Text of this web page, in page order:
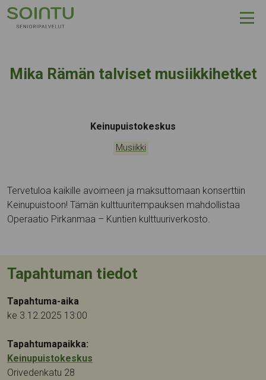
Hyppää sisältöön
Mika Rämän talviset musiikkihetket
Tapahtumapaikka:
Keinupuistokeskus
Kategoriat:
Musiikki
Tervetuloa kaikille avoimeen ja maksuttomaan konserttiin
Keinupuistoon! Tämän kulttuuritempauksen mahdollistaa
Operaatio Pirkanmaa – Kuntien kulttuuriverkosto.
Tapahtuman tiedot
Tapahtuma-aika
ke 3.12.2025 13:00
Tapahtumapaikka:
Keinupuistokeskus
Orivedenkatu 28